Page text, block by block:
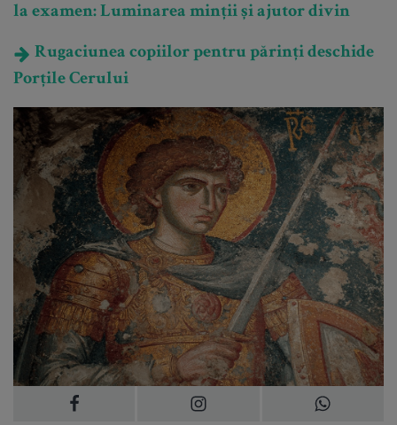
la examen: Luminarea minții și ajutor divin
Rugaciunea copiilor pentru părinți deschide
Porțile Cerului